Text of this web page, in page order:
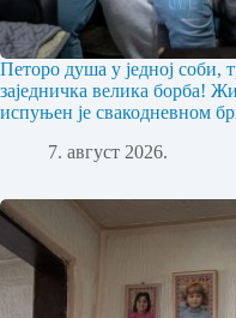
Петоро душа у једној соби,
заједничка велика борба!
испуњен је свакодневном
7. август 2026.